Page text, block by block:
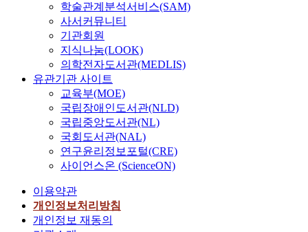
학술관계분석서비스(SAM)
사서커뮤니티
기관회원
지식나눔(LOOK)
의학전자도서관(MEDLIS)
유관기관 사이트
교육부(MOE)
국립장애인도서관(NLD)
국립중앙도서관(NL)
국회도서관(NAL)
연구윤리정보포털(CRE)
사이언스온 (ScienceON)
이용약관
개인정보처리방침
개인정보 재동의